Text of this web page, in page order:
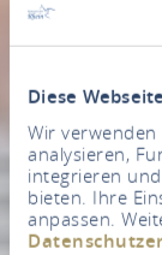
Diese
Wir verwenden
analysieren,
integrieren
bieten. Ihre
anpassen.